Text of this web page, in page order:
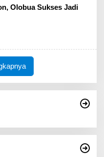
Olobua Sukses Jadi